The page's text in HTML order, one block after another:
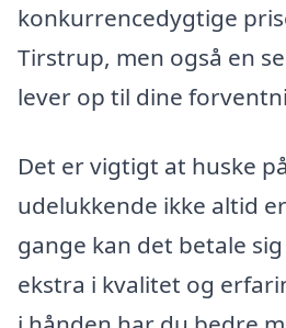
konkurrencedygtige
Tirstrup, men også en
lever op til dine
Det er vigtigt at huske
udelukkende ikke altid
gange kan det betale
ekstra i kvalitet og